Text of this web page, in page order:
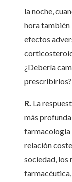
la noche,
hora también
efectos
¿Debería
prescribirlos?
R. La
más
farmacología
relación
sociedad, los
farmacéutica,